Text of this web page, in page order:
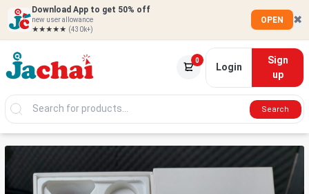
Download App to get 50% off
new user allowance
★★★★★ (430k+)
OPEN ✖
0
Login
Sign
up
Search